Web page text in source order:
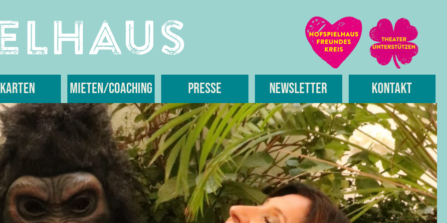
Karten Mieten/Coaching Presse Newsletter Kontakt